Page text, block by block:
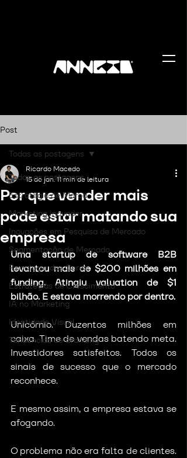
Post
Todas as postagens
Estratégia de Marca
Marketing Inovador
Inovações em Pesquisa de Mercado
Segmentação de Mercado
Psicologia das Cores
Estratégias de Crescimento
IA no Marketing
Identidade Visual
Tendências de Branding
Todas as postagens
Por que vender mais
pode estar matando sua
empresa
Ricardo Macedo
15 de jan. 11 min de leitura
Uma startup de software B2B
levantou mais de $200 milhões em
funding. Atingiu valuation de $1
bilhão. E estava morrendo por dentro.
Unicórnio. Duzentos milhões em
caixa. Time de vendas batendo meta.
Investidores satisfeitos. Todos os
sinais de sucesso que o mercado
reconhece.
E mesmo assim, a empresa estava se
afogando.
O problema não era falta de clientes.